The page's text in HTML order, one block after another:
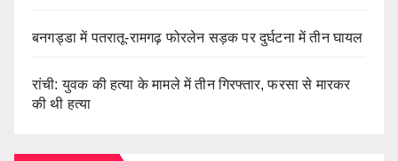
बनगड्डा में पतरातू-रामगढ़ फोरलेन सड़क पर दुर्घटना में तीन घायल
रांची: युवक की हत्या के मामले में तीन गिरफ्तार, फरसा से मारकर
की थी हत्या